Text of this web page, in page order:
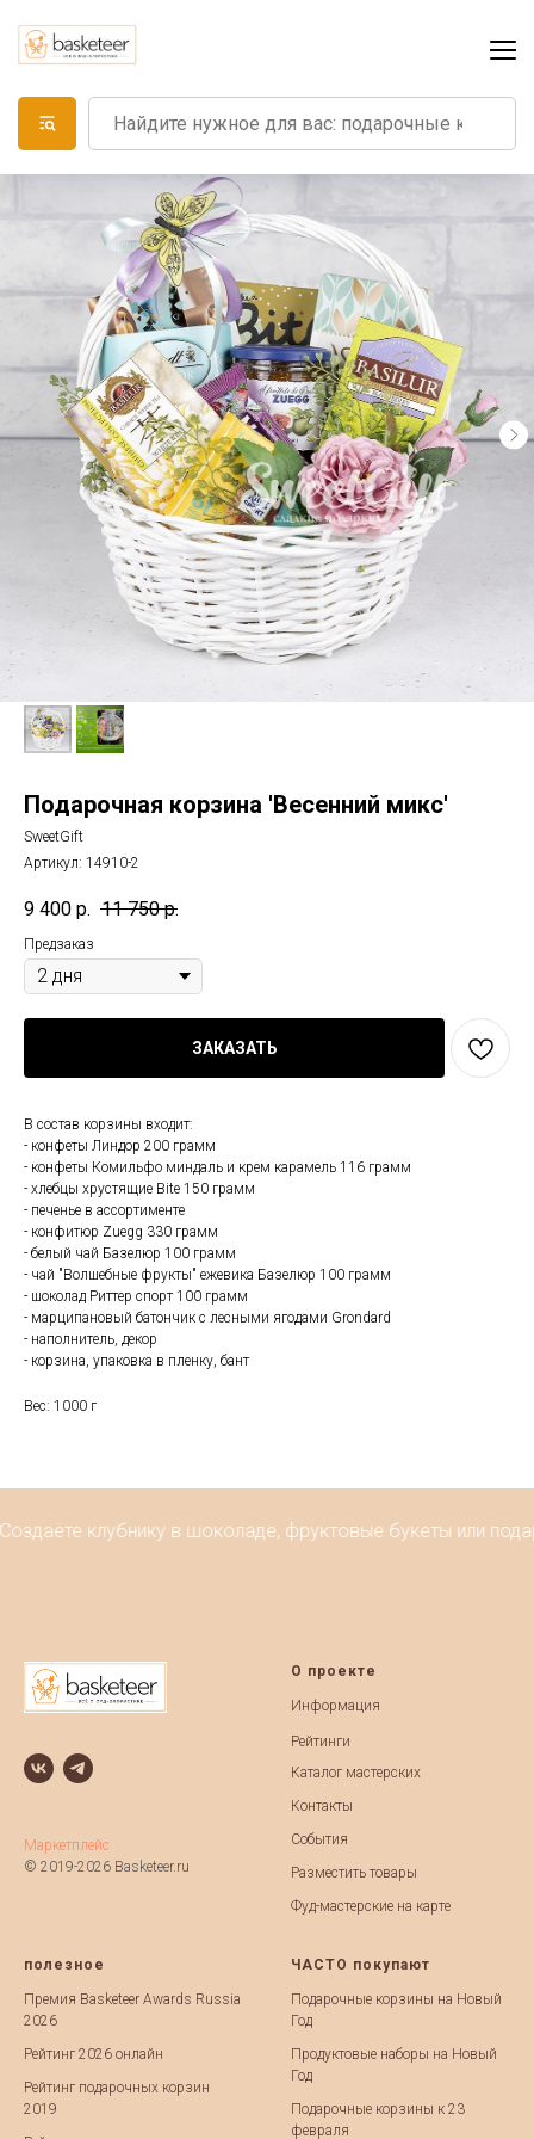
Подарочная корзина 'Весенний микс'
SweetGift
Артикул: 14910-2
9 400 р. 11 750 р.
Предзаказ
ЗАКАЗАТЬ
В состав корзины входит:
- конфеты Линдор 200 грамм
- конфеты Комильфо миндаль и крем карамель 116 грамм
- хлебцы хрустящие Bite 150 грамм
- печенье в ассортименте
- конфитюр Zuegg 330 грамм
- белый чай Базелюр 100 грамм
- чай "Волшебные фрукты" ежевика Базелюр 100 грамм
- шоколад Риттер спорт 100 грамм
- марципановый батончик с лесными ягодами Grondard
- наполнитель, декор
- корзина, упаковка в пленку, бант
Вес: 1000 г
клубнику в шоколаде, фруктовые букеты или
Маркетплейс
© 2019-2026 Basketeer.ru
О проекте
Информация
Рейтинги
Каталог мастерских
Контакты
События
Разместить товары
Фуд-мастерские на карте
полезное
Премия Basketeer Awards Russia
2026
Рейтинг 2026 онлайн
Рейтинг подарочных корзин
2019
ЧАСТО покупают
Подарочные корзины на Новый
Год
Продуктовые наборы на Новый
Год
Подарочные корзины к 23
февраля